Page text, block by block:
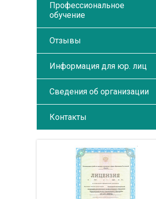
Профессиональное
обучение
Отзывы
Информация для юр. лиц
Сведения об организации
Контакты